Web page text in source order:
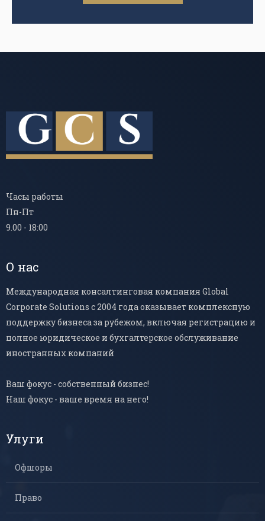
Часы работы
Пн-Пт
9.00 - 18:00
О нас
Международная консалтинговая компания Global
Corporate Solutions с 2004 года оказывает комплексную
поддержку бизнеса за рубежом, включая регистрацию и
полное юридическое и бухгалтерское обслуживание
иностранных компаний
Ваш фокус - собственный бизнес!
Наш фокус - ваше время на него!
Улуги
Офшоры
Право